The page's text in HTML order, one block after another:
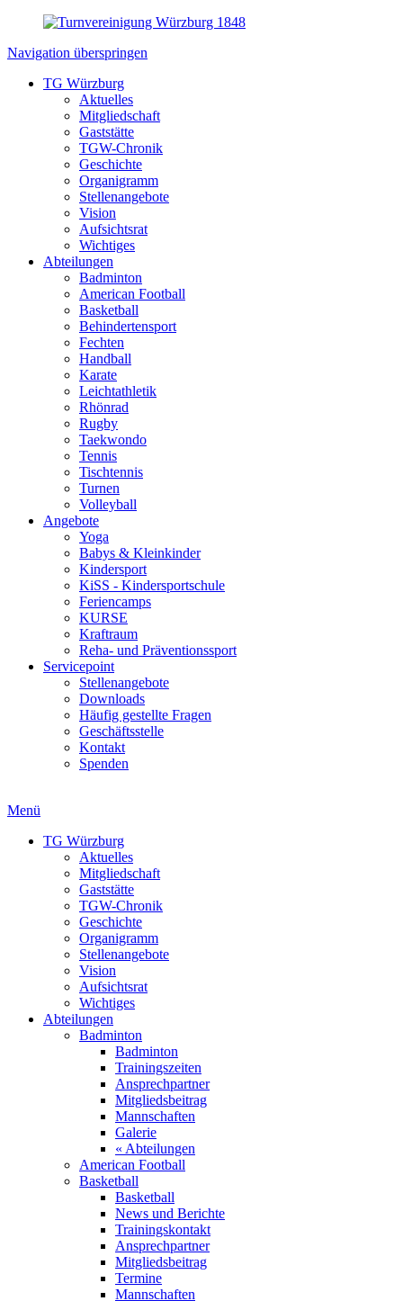
Navigation überspringen
TG Würzburg
Aktuelles
Mitgliedschaft
Gaststätte
TGW-Chronik
Geschichte
Organigramm
Stellenangebote
Vision
Aufsichtsrat
Wichtiges
Abteilungen
Badminton
American Football
Basketball
Behindertensport
Fechten
Handball
Karate
Leichtathletik
Rhönrad
Rugby
Taekwondo
Tennis
Tischtennis
Turnen
Volleyball
Angebote
Yoga
Babys & Kleinkinder
Kindersport
KiSS - Kindersportschule
Feriencamps
KURSE
Kraftraum
Reha- und Präventionssport
Servicepoint
Stellenangebote
Downloads
Häufig gestellte Fragen
Geschäftsstelle
Kontakt
Spenden
Menü
TG Würzburg
Aktuelles
Mitgliedschaft
Gaststätte
TGW-Chronik
Geschichte
Organigramm
Stellenangebote
Vision
Aufsichtsrat
Wichtiges
Abteilungen
Badminton
Badminton
Trainingszeiten
Ansprechpartner
Mitgliedsbeitrag
Mannschaften
Galerie
« Abteilungen
American Football
Basketball
Basketball
News und Berichte
Trainingskontakt
Ansprechpartner
Mitgliedsbeitrag
Termine
Mannschaften